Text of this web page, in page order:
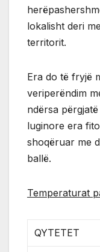
lokalisht deri
territorit.
Era do të fryjë
veriperëndim
ndërsa
luginore era
shoqëruar me
ballë.
Temperaturat
QYTETET